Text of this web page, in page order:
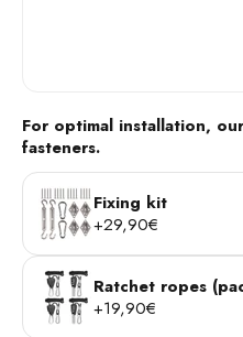
For optimal installation,
fasteners.
Fixing kit
+29,90€
Ratchet ropes
+19,90€